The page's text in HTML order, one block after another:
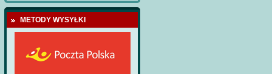
METODY WYSYŁKI